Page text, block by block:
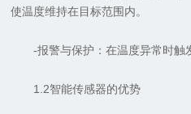
使温度维持在目标范围内。
-报警与保护：在温度异常时触
1.2智能传感器的优势